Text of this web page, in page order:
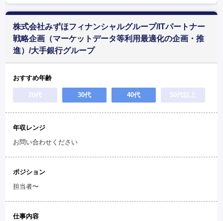
株式会社みずほフィナンシャルグループ/ITパートナー
戦略企画（マーケットデータ等利用最適化の企画・推
進）/大手銀行グループ
おすすめ年齢
20代 30代 40代 50代以上
年収レンジ
お問い合わせください
ポジション
担当者〜
仕事内容